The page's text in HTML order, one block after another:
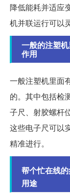
降低能耗并适应
机并联运行可以
一般的注塑
作用
一般注塑机里面
的。其中包括检
子尺、射胶螺杆
这些电子尺可以
精准进行。
帮个忙在线
用途